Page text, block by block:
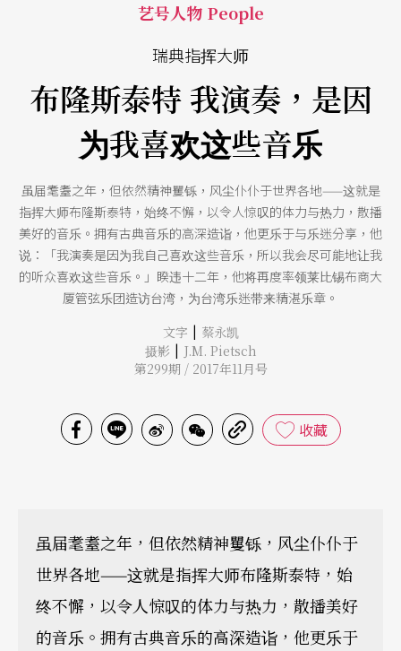
艺号人物 People
瑞典指挥大师
布隆斯泰特 我演奏，是因
为我喜欢这些音乐
虽届耄耋之年，但依然精神矍铄，风尘仆仆于世界各地——这就是
指挥大师布隆斯泰特，始终不懈，以令人惊叹的体力与热力，散播
美好的音乐。拥有古典音乐的高深造诣，他更乐于与乐迷分享，他
说：「我演奏是因为我自己喜欢这些音乐，所以我会尽可能地让我
的听众喜欢这些音乐。」睽违十二年，他将再度率领莱比锡布商大
厦管弦乐团造访台湾，为台湾乐迷带来精湛乐章。
文字 | 蔡永凯
摄影 | J.M. Pietsch
第299期 / 2017年11月号
收藏
虽届耄耋之年，但依然精神矍铄，风尘仆仆于
世界各地——这就是指挥大师布隆斯泰特，始
终不懈，以令人惊叹的体力与热力，散播美好
的音乐。拥有古典音乐的高深造诣，他更乐于